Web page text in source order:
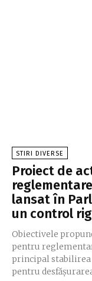
STIRI DIVERSE
Proiect de
lansat în
un control
Obiectivele
pentru
principal stabilirea
pentru